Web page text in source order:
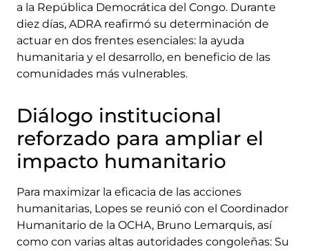
a la República Democrática del Congo. Durante
diez días, ADRA reafirmó su determinación de
actuar en dos frentes esenciales: la ayuda
humanitaria y el desarrollo, en beneficio de las
comunidades más vulnerables.
Diálogo institucional
reforzado para ampliar el
impacto humanitario
Para maximizar la eficacia de las acciones
humanitarias, Lopes se reunió con el Coordinador
Humanitario de la OCHA, Bruno Lemarquis, así
como con varias altas autoridades congoleñas: Su